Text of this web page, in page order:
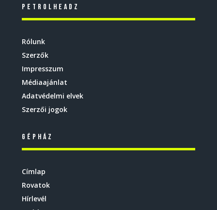
Petrolheadz
Rólunk
Szerzők
Impresszum
Médiaajánlat
Adatvédelmi elvek
Szerzői jogok
Gépház
Címlap
Rovatok
Hírlevél